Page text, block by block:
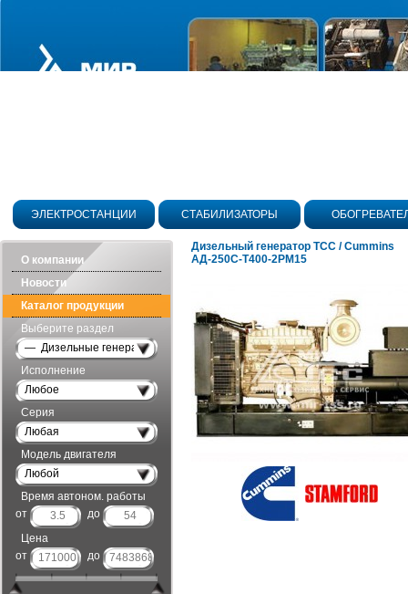
ЭЛЕКТРОСТАНЦИИ СТАБИЛИЗАТОРЫ
О компании
Новости
Каталог продукции
Выберите раздел
— Дизельные генераторы открытого исполнения
Исполнение
Любое
Серия
Любая
Модель двигателя
Любой
Время автоном. работы
от
до
Цена
от
до
Дизельный генератор ТСС / Cummins
АД-250С-Т400-2РМ15